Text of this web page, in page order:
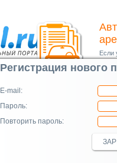
Если
Регистрация нового
E-mail:
Пароль:
Повторить пароль: